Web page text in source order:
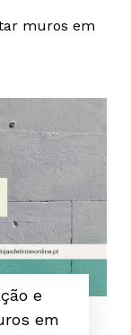
muros em
e
em